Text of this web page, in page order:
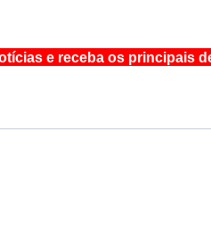
e receba os principais